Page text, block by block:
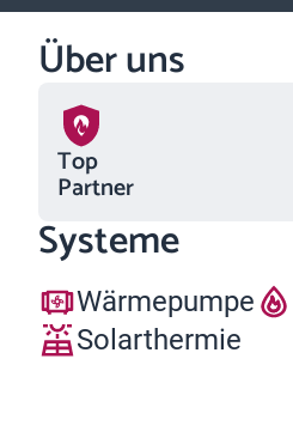
Über uns
Top
Partner
Systeme
Wärmepumpe
Solarthermie